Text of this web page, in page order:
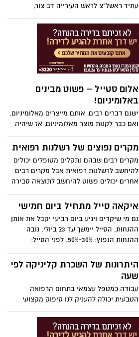
עתיד ראשל"צ לראש העירייה דב צור,
בדרישה לקיים את הנוהל הקובע העדפה
לתושבי העיר על פני תושבי חוץ, בקבלה
למשרות עירוניות.
אלום סטייל – פשוט מבינים
באלומיניום!
ישנם דברים רבים, אותם מייצרים מאלומיניום.
ואם כבר לקנות מוצר מאלומיניום, אז שיהיה
של אלום סטייל! למה? המשיכו לקרוא ותבינו
בעצמכם.
מקרים נפוצים של רשלנות רפואית
מקרים רבים שבהם נתקלים מטופלים יכולים
להיחשב לרשלנות רפואית אבל מקרים רבים
אחרים יכולים פשוט להיחשב לתוצאה סבירה
מחלה. חשוב לדעת מהו ההבדל בין נזק
אמיתי כתוצאה מרשלנות רפואית לבין נזק או
עגמת נפש שנגרמת כתוצאה ממהלך מחלה או
טיפול שהשתבש בלי אשמתם של הצוות
הרפואי. המאמצים שעשו היו כנראה כנים
ומלאים ואתם יכולים שלא לפרש נכון את
המקרה הזה ולחשוב שהייתה כאן רשלנות
רפואית מובהקת, רק משום שהתוצאה אכזבה
אתכם ולא עמדה בציפיות. יש להבדיל בין
המקרים ולבדוק אם יש באמת קייס להגשת
איקאה סייל מתחיל ביום חמישי
גם מי שיקדים ויגיע ביום רביעי יקבל את אותן
ההנחות. הסייל יימשך עד 23 ביולי. גובה
ההנחות הנפוץ: 30%-50%. לפני הסייל:
המחירים במדינות אחרות בעולם. גם אחרי
היתרונות של השכרת קליניקה לפי
שעה
עבודה כמטפל עצמאי בתחום הרפואה
הטבעית יכולה להעניק לנו סיפוק מקצועי
ואישי.